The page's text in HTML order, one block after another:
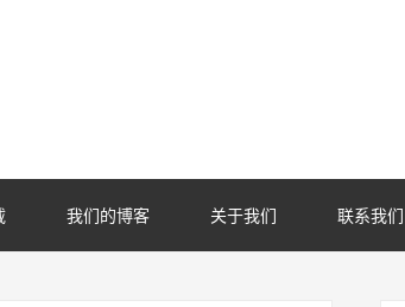
我们的博客 关于我们 联系我们